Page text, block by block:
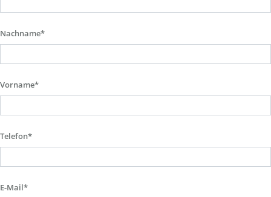
Nachname*
Vorname*
Telefon*
E-Mail*